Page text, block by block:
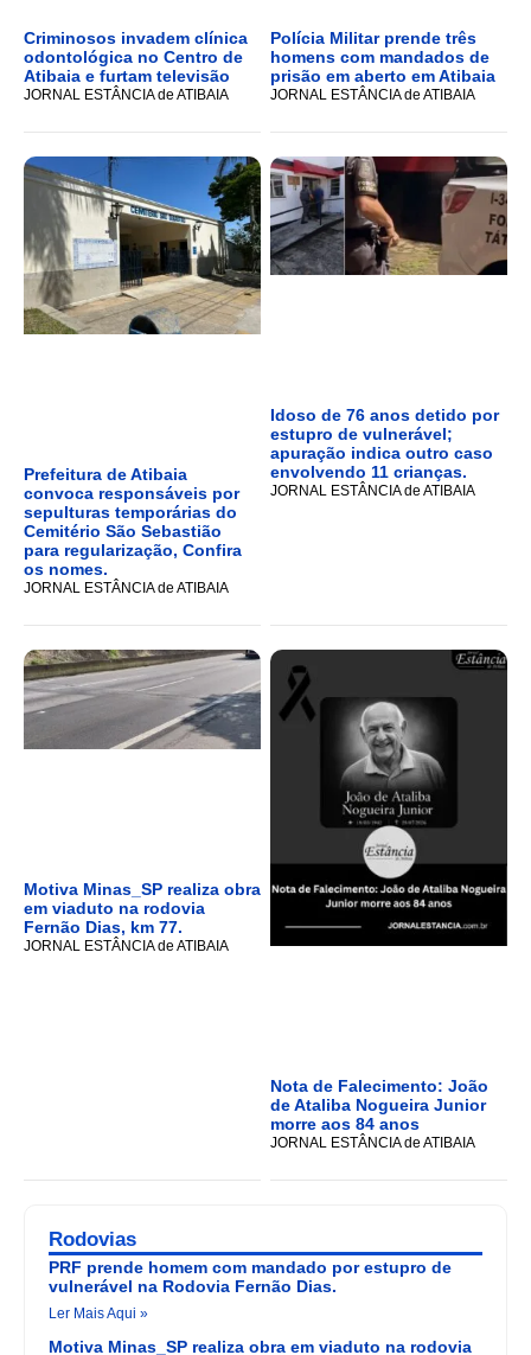
Criminosos invadem clínica
odontológica no Centro de
Atibaia e furtam televisão
JORNAL ESTÂNCIA de ATIBAIA
Polícia Militar prende três
homens com mandados de
prisão em aberto em Atibaia
JORNAL ESTÂNCIA de ATIBAIA
Prefeitura de Atibaia
convoca responsáveis por
sepulturas temporárias do
Cemitério São Sebastião
para regularização, Confira
os nomes.
JORNAL ESTÂNCIA de ATIBAIA
Idoso de 76 anos detido por
estupro de vulnerável;
apuração indica outro caso
envolvendo 11 crianças.
JORNAL ESTÂNCIA de ATIBAIA
Motiva Minas_SP realiza obra
em viaduto na rodovia
Fernão Dias, km 77.
JORNAL ESTÂNCIA de ATIBAIA
Nota de Falecimento: João
de Ataliba Nogueira Junior
morre aos 84 anos
JORNAL ESTÂNCIA de ATIBAIA
Rodovias
PRF prende homem com mandado por estupro de
vulnerável na Rodovia Fernão Dias.
Ler Mais Aqui »
Motiva Minas_SP realiza obra em viaduto na rodovia